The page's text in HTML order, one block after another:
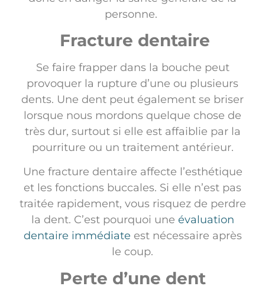
personne.
Fracture dentaire
Se faire frapper dans la bouche peut
provoquer la rupture d’une ou plusieurs
dents. Une dent peut également se briser
lorsque nous mordons quelque chose de
très dur, surtout si elle est affaiblie par la
pourriture ou un traitement antérieur.
Une fracture dentaire affecte l’esthétique
et les fonctions buccales. Si elle n’est pas
traitée rapidement, vous risquez de perdre
la dent. C’est pourquoi une évaluation
dentaire immédiate est nécessaire après
le coup.
Perte d’une dent